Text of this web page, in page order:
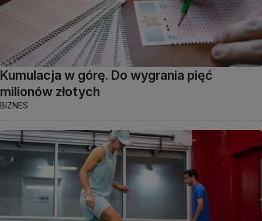
Kumulacja w górę. Do wygrania pięć
milionów złotych
BIZNES